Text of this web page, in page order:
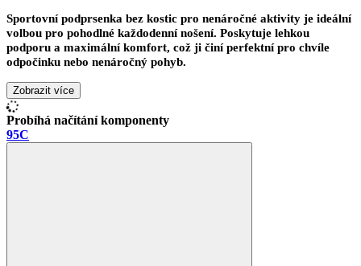
Sportovní podprsenka bez kostic pro nenáročné aktivity je ideální
volbou pro pohodlné každodenní nošení. Poskytuje lehkou
podporu a maximální komfort, což ji činí perfektní pro chvíle
odpočinku nebo nenáročný pohyb.
Zobrazit více
Probíhá načítání komponenty
95C